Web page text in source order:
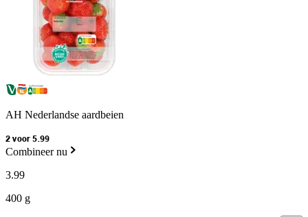
AH Nederlandse aardbeien
2 voor 5.99
Combineer nu
3.99
400 g